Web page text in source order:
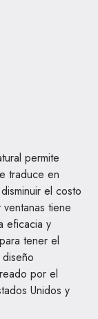
permite
traduce en
el costo
tiene
eficacia y
tener el
por el
Unidos y